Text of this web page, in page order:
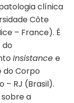
clínica
Côte
– France). É
Insistance e
do Corpo
– RJ (Brasil).
sobre a